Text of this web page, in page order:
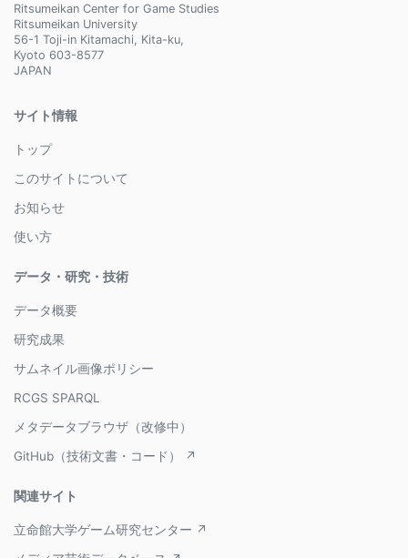
Ritsumeikan Center for Game Studies
Ritsumeikan University
56-1 Toji-in Kitamachi, Kita-ku,
Kyoto 603-8577
JAPAN
サイト情報
トップ
このサイトについて
お知らせ
使い方
データ・研究・技術
データ概要
研究成果
サムネイル画像ポリシー
RCGS SPARQL
メタデータブラウザ（改修中）
GitHub（技術文書・コード） ↗
関連サイト
立命館大学ゲーム研究センター ↗